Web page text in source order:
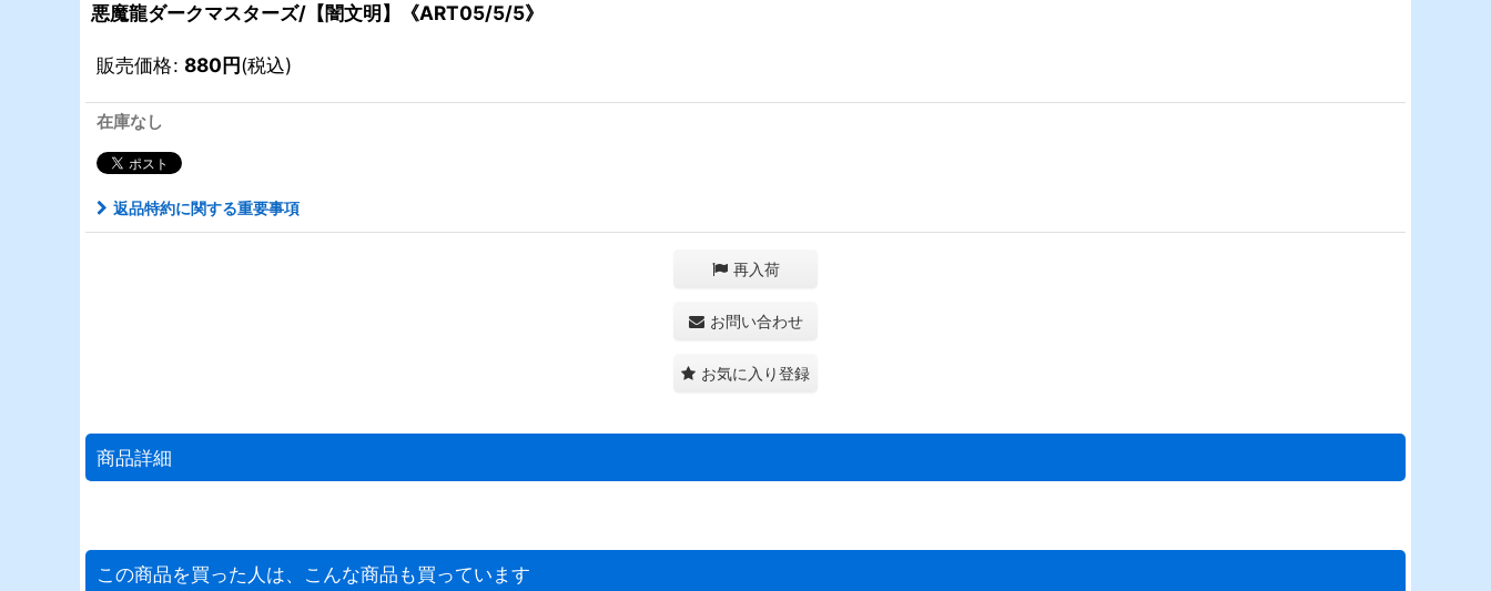
悪魔龍ダークマスターズ/【闇文明】《ART05/5/5》
販売価格: 880円(税込)
在庫なし
返品特約に関する重要事項
再入荷
お問い合わせ
お気に入り登録
商品詳細
この商品を買った人は、こんな商品も買っています